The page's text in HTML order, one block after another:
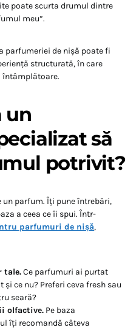
poate scurta drumul dintre
meu”.
parfumeriei de nișă poate fi
structurată, în care
întâmplătoare.
un
să
potrivit?
parfum. Îți pune întrebări,
a ceea ce îi spui. Într-
parfumuri de nișă,
tale.Ce parfumuri ai purtat
ce nu? Preferi ceva fresh sau
seară?
olfactive. Pe baza
îți recomandă câteva